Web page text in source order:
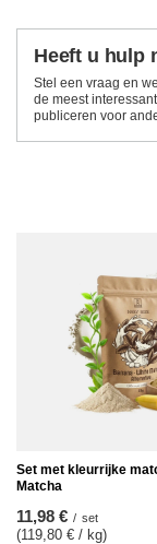
Heeft u hulp
Stel een vraag en
de meest
publiceren voor
Set met kleurrijke
Matcha
11,98 € / set
(119,80 € / kg)